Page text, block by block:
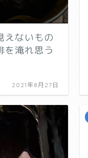
えないもの
を淹れ思う
2021年8月27日